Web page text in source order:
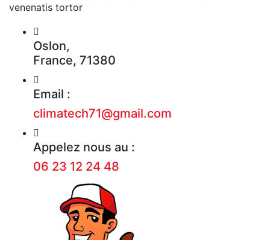
venenatis tortor
Oslon,
France, 71380
Email :
climatech71@gmail.com
Appelez nous au :
06 23 12 24 48